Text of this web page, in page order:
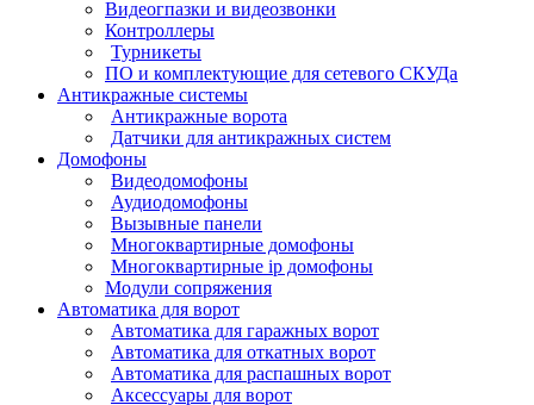
Видеогпазки и видеозвонки
Контроллеры
Турникеты
ПО и комплектующие для сетевого СКУДа
Антикражные системы
Антикражные ворота
Датчики для антикражных систем
Домофоны
Видеодомофоны
Аудиодомофоны
Вызывные панели
Многоквартирные домофоны
Многоквартирные ip домофоны
Модули сопряжения
Автоматика для ворот
Автоматика для гаражных ворот
Автоматика для откатных ворот
Автоматика для распашных ворот
Аксессуары для ворот